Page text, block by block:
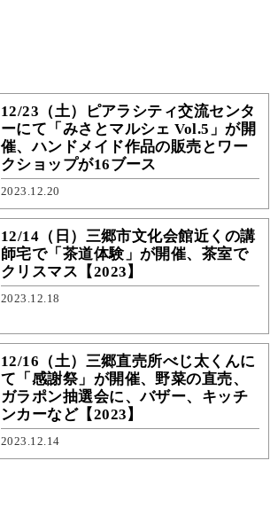
12/23（土）ピアラシティ交流センタ
ーにて「みさとマルシェ Vol.5」が開
催、ハンドメイド作品の販売とワー
クショップが16ブース
2023.12.20
12/14（日）三郷市文化会館近くの講
師宅で「茶道体験」が開催、茶室で
クリスマス【2023】
2023.12.18
12/16（土）三郷直売所べじ太くんに
て「感謝祭」が開催、野菜の直売、
ガラポン抽選会に、バザー、キッチ
ンカーなど【2023】
2023.12.14